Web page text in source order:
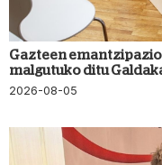
Gazteen
malgutuko ditu
2026-08-05